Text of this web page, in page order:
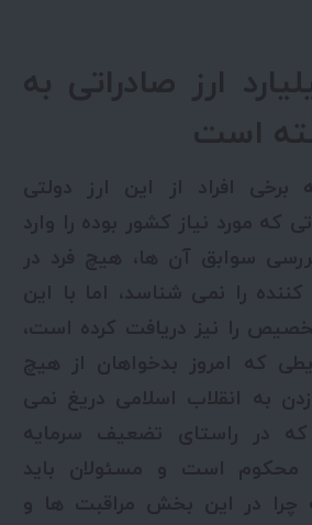
۱۸ میلیارد ارز صادراتی به
است
افراد از این ارز دولتی
که مورد نیاز کشور بوده را وارد
سوابق آن ها، هیچ فرد در
را نمی شناسد، اما با این
را نیز دریافت کرده است،
که امروز بدخواهان از هیچ
به انقلاب اسلامی دریغ نمی
که در راستای تضعیف سرمایه
محکوم است و مسئولان باید
چرا در این بخش مراقبت ها و